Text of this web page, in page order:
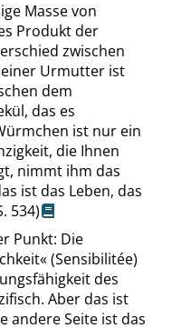
Masse von
Produkt der
zwischen
Urmutter ist
dem
das es
ist nur ein
die Ihnen
nimmt ihm das
ist das Leben, das
534)
Punkt: Die
«(Sensibilitée)
des
Aber das ist
andere Seite ist das